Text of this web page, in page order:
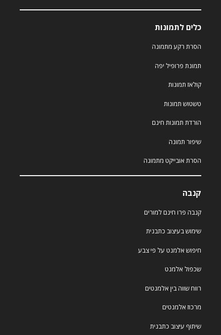
כלים לתמונות
הסרת רקע מתמונה
תמונת פרופיל יפה
קולאז תמונות
טשטוש תמונות
הורדת תמונות חינם
שיפור תמונה
הסרת אובייקט מתמונה
קנבה
קנבה פרו חינם למורים
שימוש בעיצוב כתבנית
חיפוש אלמנט על פי צבע
שכפול אלמנט
רווח שווה בין אלמנטים
מרכוז אלמנטים
שיתוף עיצוב כתבנית